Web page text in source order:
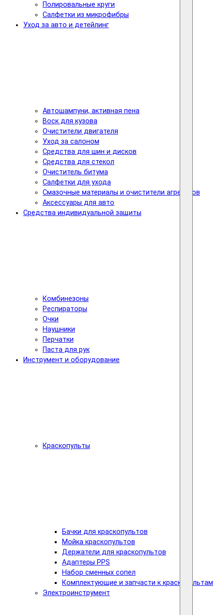
Полировальные круги
Салфетки из микрофибры
Уход за авто и детейлинг
Автошампуни, активная пена
Воск для кузова
Очистители двигателя
Уход за салоном
Средства для шин и дисков
Средства для стекол
Очиститель битума
Салфетки для ухода
Смазочные материалы и очистители агрегатов
Аксессуары для авто
Средства индивидуальной защиты
Комбинезоны
Респираторы
Очки
Наушники
Перчатки
Паста для рук
Инструмент и оборудование
Краскопульты
Бачки для краскопультов
Мойка краскопультов
Держатели для краскопультов
Адаптеры PPS
Набор сменных сопел
Комплектующие и запчасти к краскопультам
Электроинструмент